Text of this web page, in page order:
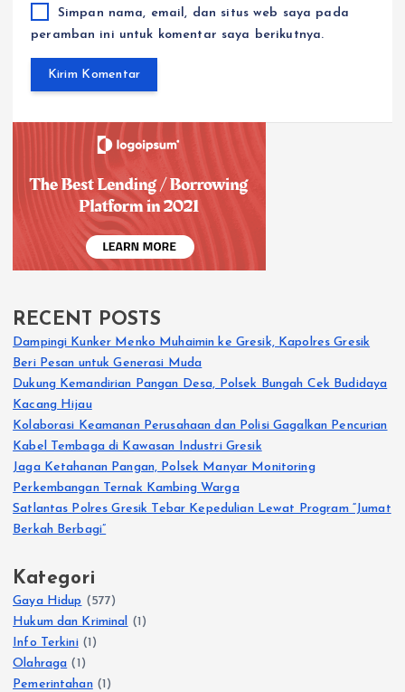
Simpan nama, email, dan situs web saya pada
peramban ini untuk komentar saya berikutnya.
RECENT POSTS
Dampingi Kunker Menko Muhaimin ke Gresik, Kapolres Gresik
Beri Pesan untuk Generasi Muda
Dukung Kemandirian Pangan Desa, Polsek Bungah Cek Budidaya
Kacang Hijau
Kolaborasi Keamanan Perusahaan dan Polisi Gagalkan Pencurian
Kabel Tembaga di Kawasan Industri Gresik
Jaga Ketahanan Pangan, Polsek Manyar Monitoring
Perkembangan Ternak Kambing Warga
Satlantas Polres Gresik Tebar Kepedulian Lewat Program “Jumat
Berkah Berbagi”
Kategori
Gaya Hidup (577)
Hukum dan Kriminal (1)
Info Terkini(1)
Olahraga (1)
Pemerintahan(1)